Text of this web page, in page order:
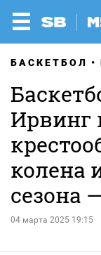
БАСКЕТБОЛ
Ирвинг
колена
сезона
04 марта 2025 19:15